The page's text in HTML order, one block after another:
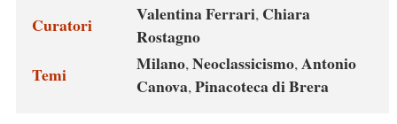
Curatori
Valentina Ferrari, Chiara
Rostagno
Temi
Milano, Neoclassicismo, Antonio
Canova, Pinacoteca di Brera